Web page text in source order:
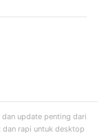
update penting dari
rapi untuk desktop